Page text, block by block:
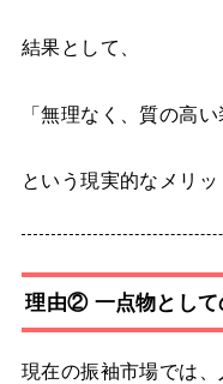
結果として、
「無理なく、質の高
という現実的なメリッ
理由② 一点物として
現在の振袖市場では、